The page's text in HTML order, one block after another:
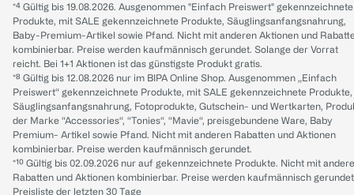
*⁴ Gültig bis 19.08.2026. Ausgenommen "Einfach Preiswert" gekennzeichnete
Produkte, mit SALE gekennzeichnete Produkte, Säuglingsanfangsnahrung,
Baby-Premium-Artikel sowie Pfand. Nicht mit anderen Aktionen und
kombinierbar. Preise werden kaufmännisch gerundet. Solange der Vorrat
reicht. Bei 1+1 Aktionen ist das günstigste Produkt gratis.
*⁸ Gültig bis 12.08.2026 nur im BIPA Online Shop. Ausgenommen „Einfach
Preiswert“ gekennzeichnete Produkte, mit SALE gekennzeichnete Produkte,
Säuglingsanfangsnahrung, Fotoprodukte, Gutschein- und Wertkarten,
der Marke “Accessories“, “Tonies“, “Mavie“, preisgebundene Ware, Baby
Premium- Artikel sowie Pfand. Nicht mit anderen Rabatten und Aktionen
kombinierbar. Preise werden kaufmännisch gerundet.
*¹⁰ Gültig bis 02.09.2026 nur auf gekennzeichnete Produkte. Nicht mit
Rabatten und Aktionen kombinierbar. Preise werden kaufmännisch
Preisliste der letzten 30 Tage